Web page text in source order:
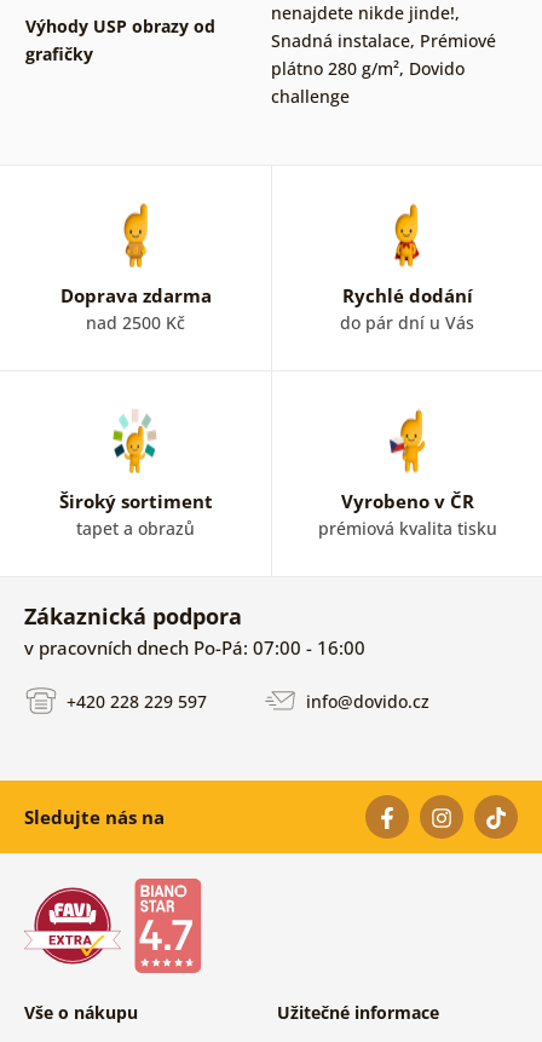
Výhody USP obrazy od
grafičky
nenajdete nikde jinde!,
Snadná instalace, Prémiové
plátno 280 g/m², Dovido
challenge
Doprava zdarma
nad 2500 Kč
Rychlé dodání
do pár dní u Vás
Široký sortiment
tapet a obrazů
Vyrobeno v ČR
prémiová kvalita tisku
Zákaznická podpora
v pracovních dnech Po-Pá: 07:00 - 16:00
+420 228 229 597 info@dovido.cz
Sledujte nás na
Vše o nákupu Užitečné informace